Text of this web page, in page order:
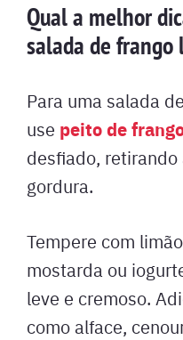
Qual a melhor
salada de frango
Para uma salada
use peito de
desfiado, retirando
gordura.
Tempere com
mostarda ou
leve e cremoso.
como alface,